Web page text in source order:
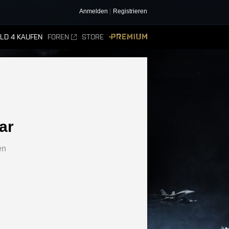
Anmelden Registrieren
4 KAUFEN FOREN STORE